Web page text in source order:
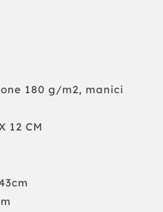
180 g/m2, manici
12 CM